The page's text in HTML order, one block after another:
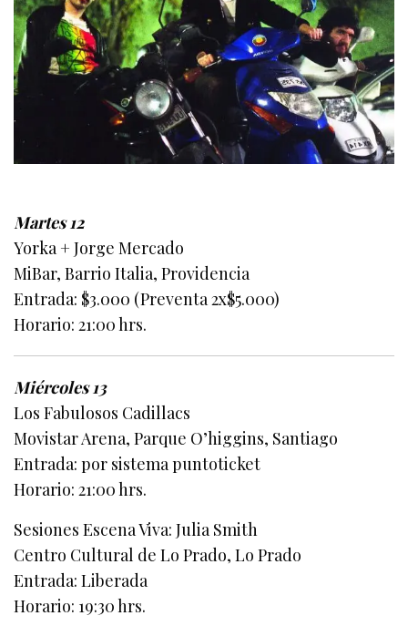
Martes 12
Yorka + Jorge Mercado
MiBar, Barrio Italia, Providencia
Entrada: $3.000 (Preventa 2x$5.000)
Horario: 21:00 hrs.
Miércoles 13
Los Fabulosos Cadillacs
Movistar Arena, Parque O’higgins, Santiago
Entrada: por sistema puntoticket
Horario: 21:00 hrs.
Sesiones Escena Viva: Julia Smith
Centro Cultural de Lo Prado, Lo Prado
Entrada: Liberada
Horario: 19:30 hrs.